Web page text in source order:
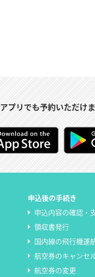
アプリでも予約いただけま
申込後の手続き
申込内容の確認・
領収書発行
国内線の飛行機運
航空券のキャンセ
航空券の変更